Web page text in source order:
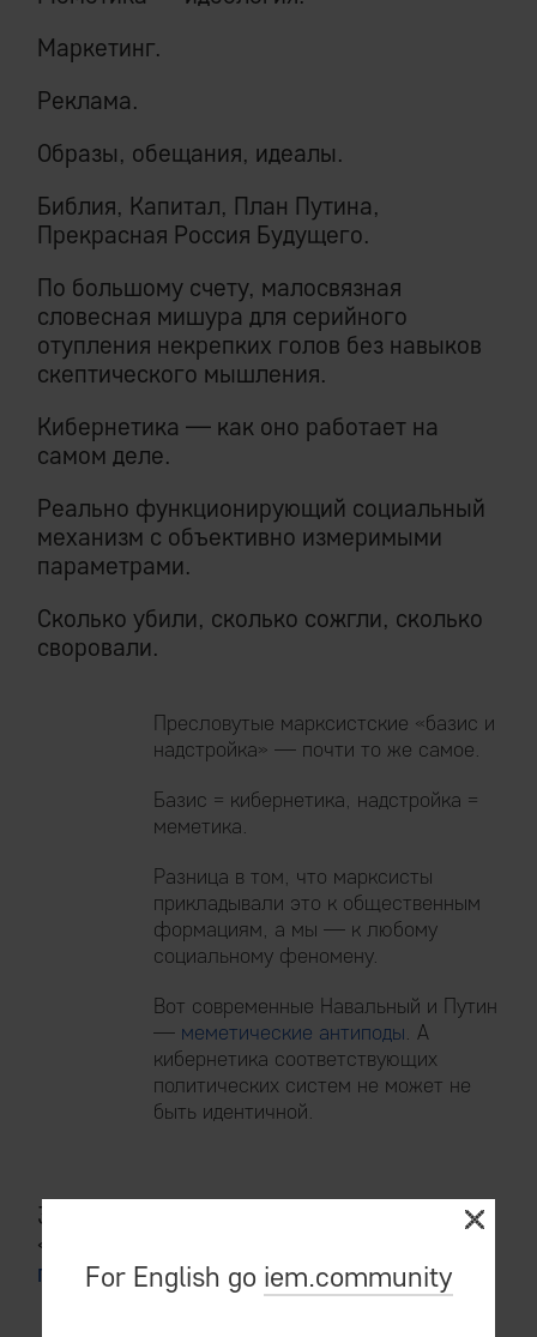
Маркетинг.
Реклама.
Образы, обещания, идеалы.
Библия, Капитал, План Путина,
Прекрасная Россия Будущего.
По большому счету, малосвязная
словесная мишура для серийного
отупления некрепких голов без навыков
скептического мышления.
Кибернетика — как оно работает на
самом деле.
Реально функционирующий социальный
механизм с объективно измеримыми
параметрами.
Сколько убили, сколько сожгли, сколько
своровали.
Пресловутые марксистские «базис и
надстройка» — почти то же самое.
Базис = кибернетика, надстройка =
меметика.
Разница в том, что марксисты
прикладывали это к общественным
формациям, а мы — к любому
социальному феномену.
Вот современные Навальный и Путин
— меметические антиподы. А
кибернетика соответствующих
политических систем не может не
быть идентичной.
3.6 Цитата-резюме из старого текста
«
политических направлений»:
For English go iem.community